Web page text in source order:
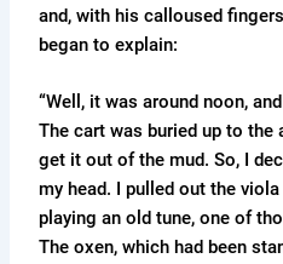
and, with his calloused
began to explain:
“Well, it was around noon,
The cart was buried up to the
get it out of the mud. So, I
my head. I pulled out the
playing an old tune, one of
The oxen, which had been